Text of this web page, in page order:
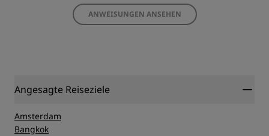
ANWEISUNGEN ANSEHEN
Angesagte Reiseziele
Amsterdam
Bangkok